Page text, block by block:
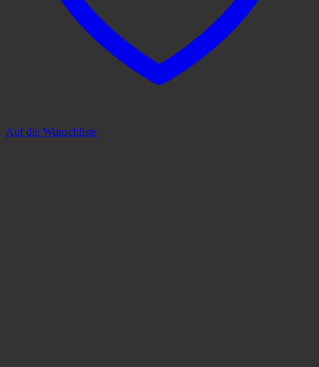
Auf die Wunschliste